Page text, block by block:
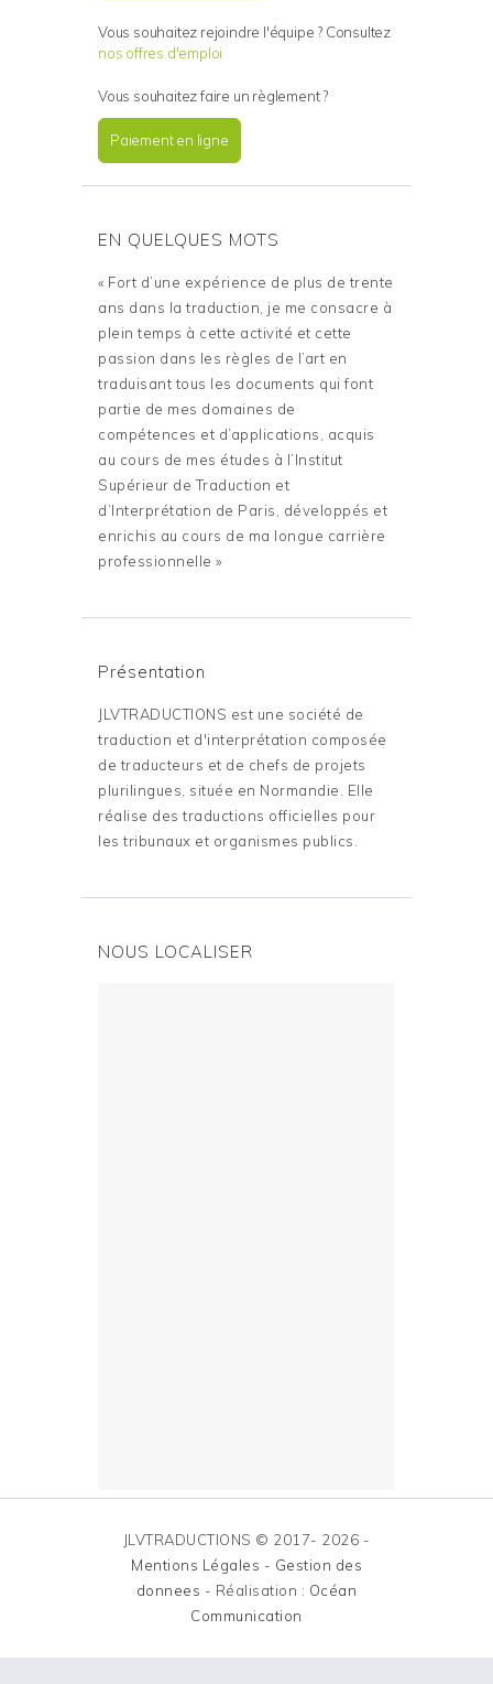
Vous souhaitez rejoindre l'équipe ? Consultez
nos offres d'emploi
Vous souhaitez faire un règlement ?
Paiement en ligne
EN QUELQUES MOTS
« Fort d’une expérience de plus de trente
ans dans la traduction, je me consacre à
plein temps à cette activité et cette
passion dans les règles de l’art en
traduisant tous les documents qui font
partie de mes domaines de
compétences et d’applications, acquis
au cours de mes études à l’Institut
Supérieur de Traduction et
d’Interprétation de Paris, développés et
enrichis au cours de ma longue carrière
professionnelle »
Présentation
JLVTRADUCTIONS est une société de
traduction et d'interprétation composée
de traducteurs et de chefs de projets
plurilingues, située en Normandie. Elle
réalise des traductions officielles pour
les tribunaux et organismes publics.
NOUS LOCALISER
JLVTRADUCTIONS © 2017- 2026 -
Mentions Légales - Gestion des
donnees - Réalisation : Océan
Communication